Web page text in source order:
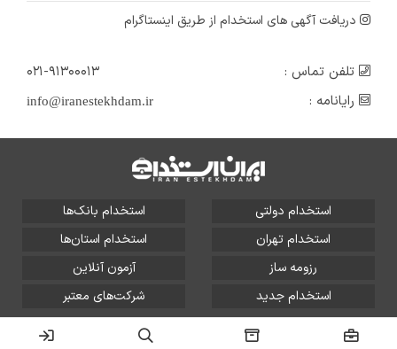
دریافت آگهی های استخدام از طریق اینستاگرام
تلفن تماس :
۰۲۱-۹۱۳۰۰۰۱۳
رایانامه :
info@iranestekhdam.ir
استخدام دولتی
استخدام بانک‌ها
استخدام تهران
استخدام استان‌ها
رزومه ساز
آزمون آنلاین
استخدام جدید
شرکت‌های معتبر
تمامی حقوق این سایت برای آلتین سیستم محفوظ است و هر
گونه سوءاستفاده از آن پیگرد قانونی دارد.